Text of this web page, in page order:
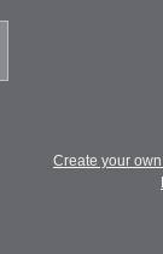
Create your